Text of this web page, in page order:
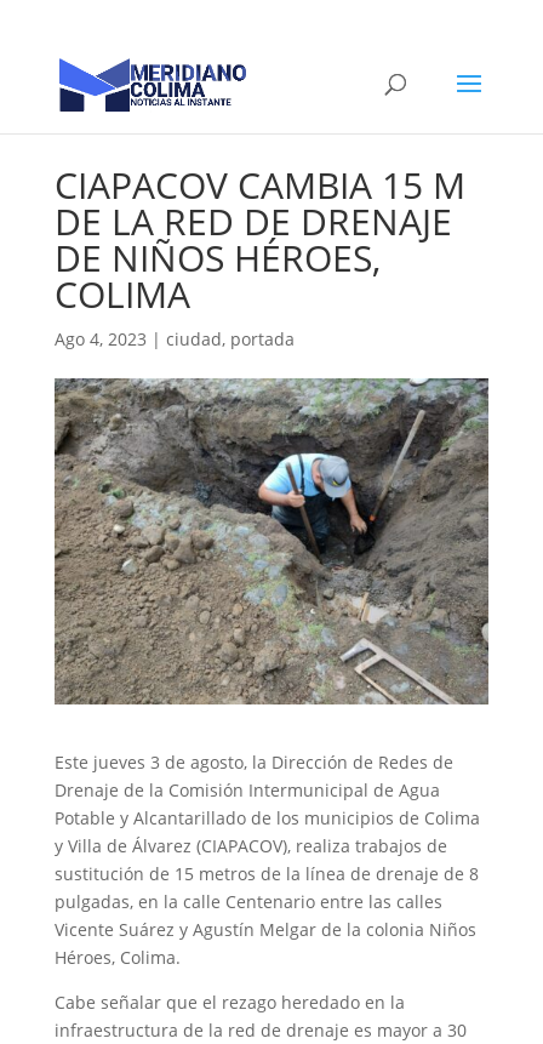
CIAPACOV CAMBIA 15 M
DE LA RED DE DRENAJE
DE NIÑOS HÉROES,
COLIMA
Ago 4, 2023 | ciudad, portada
Este jueves 3 de agosto, la Dirección de Redes de
Drenaje de la Comisión Intermunicipal de Agua
Potable y Alcantarillado de los municipios de Colima
y Villa de Álvarez (CIAPACOV), realiza trabajos de
sustitución de 15 metros de la línea de drenaje de 8
pulgadas, en la calle Centenario entre las calles
Vicente Suárez y Agustín Melgar de la colonia Niños
Héroes, Colima.
Cabe señalar que el rezago heredado en la
infraestructura de la red de drenaje es mayor a 30